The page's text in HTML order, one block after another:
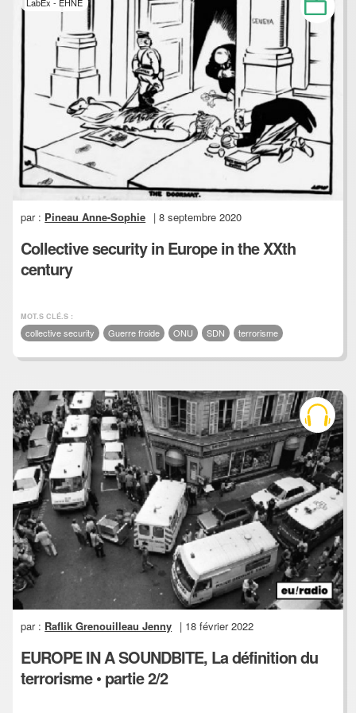
par : Pineau Anne-Sophie | 8 septembre 2020
Collective security in Europe in the XXth
century
MOT.S CLÉ.S :
collective security Guerre froide ONU SDN terrorisme
par : Raflik Grenouilleau Jenny | 18 février 2022
EUROPE IN A SOUNDBITE, La définition du
terrorisme • partie 2/2